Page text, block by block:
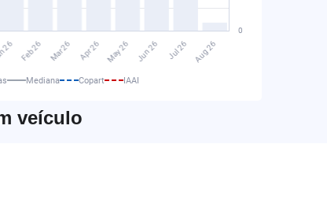
Mediana Copart IAAI
veículo